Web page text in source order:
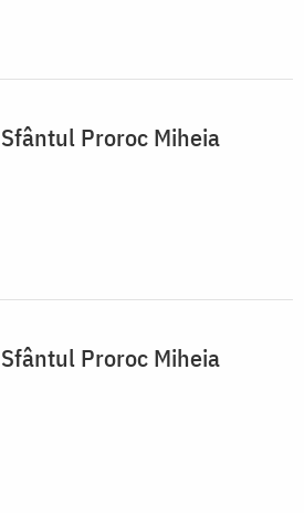
Sfântul Proroc Miheia
Sfântul Proroc Miheia